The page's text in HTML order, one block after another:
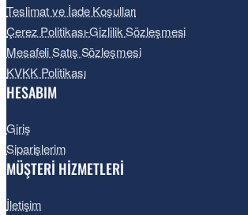
Yüksek Kaliteli 3D Veri Çıkışı
Teslimat ve İade Koşulları
Çerez Politikası-Gizlilik Sözleşmesi
Mesafeli Satış Sözleşmesi
KVKK Politikası
HESABIM
Giriş
Siparişlerim
MÜŞTERİ HİZMETLERİ
İletişim